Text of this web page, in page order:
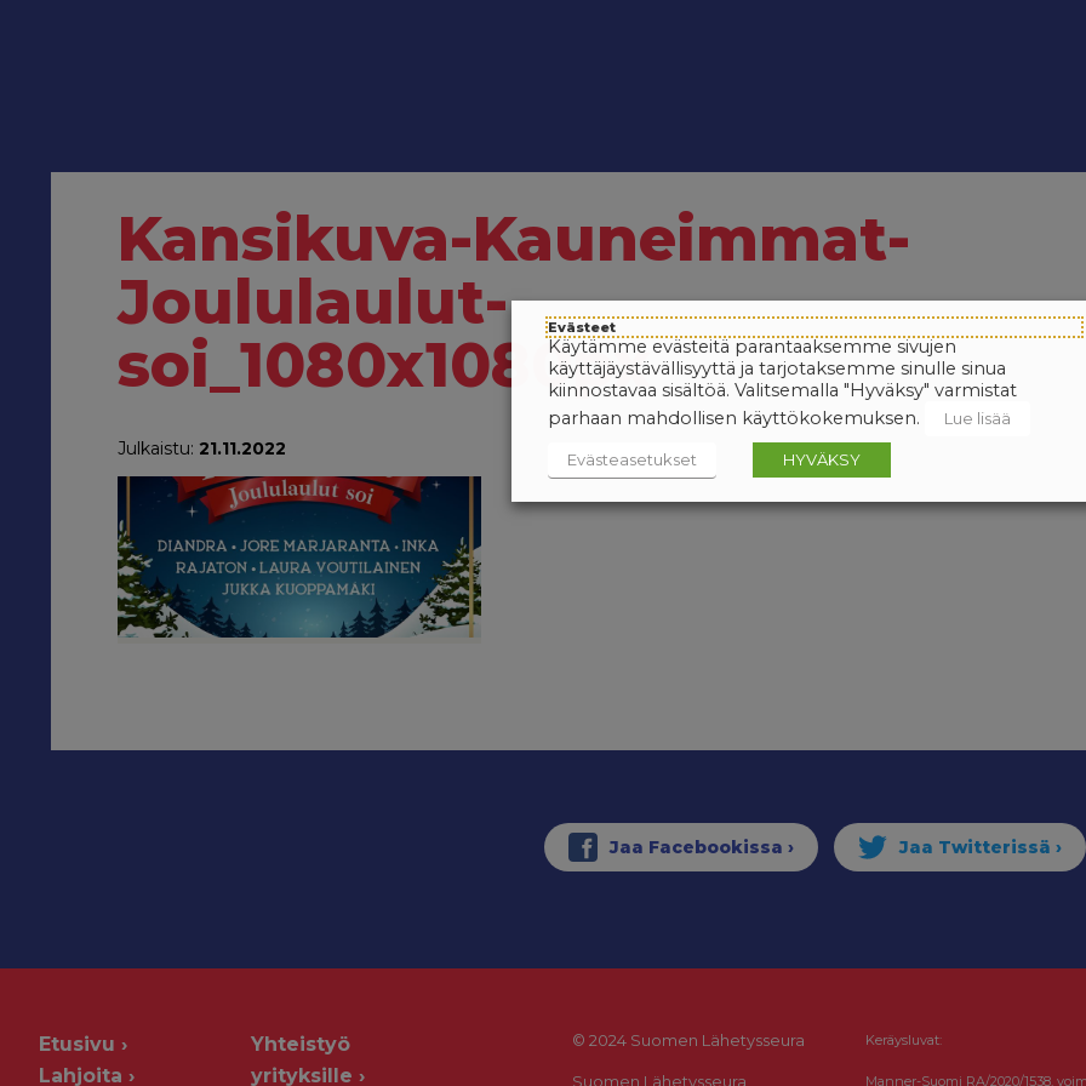
Kansikuva-Kauneimmat-
Joululaulut-
soi_1080x1080px
Julkaistu: 21.11.2022
Etusivu
Lahjoita
Yhteistyö
yrityksille
© 2024 Suomen Lähetysseura
Suomen Lähetysseura
Keräysluvat:
Manner-Suomi RA/2020/1538,
Evästeet
Käytämme evästeitä parantaaksemme sivujen
käyttäjäystävällisyyttä ja tarjotaksemme sinulle sinua
kiinnostavaa sisältöä. Valitsemalla "Hyväksy" varmistat
parhaan mahdollisen käyttökokemuksen.
Lue lisää
Evästeasetukset HYVÄKSY